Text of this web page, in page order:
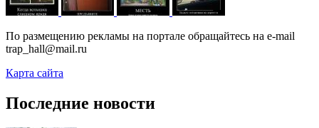
По размещению рекламы на портале обращайтесь на e-mail
trap_hall@mail.ru
Карта сайта
Последние новости